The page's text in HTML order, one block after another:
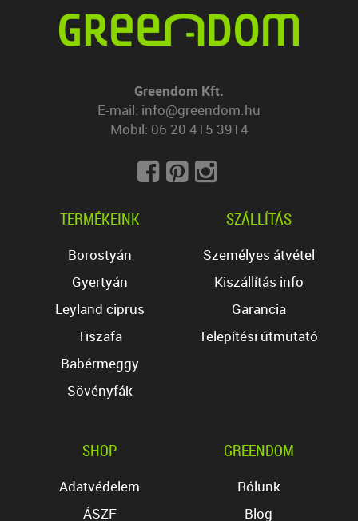
Greendom Kft.
E-mail: info@greendom.hu
Mobil: 06 20 415 3914
TERMÉKEINK
Borostyán
Gyertyán
Leyland ciprus
Tiszafa
Babérmeggy
Sövényfák
SZÁLLÍTÁS
Személyes átvétel
Kiszállítás info
Garancia
Telepítési útmutató
SHOP
Adatvédelem
ÁSZF
GREENDOM
Rólunk
Blog